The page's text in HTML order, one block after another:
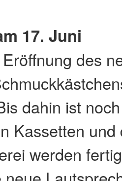
17. Juni
des
dahin ist
Kassetten und
werden